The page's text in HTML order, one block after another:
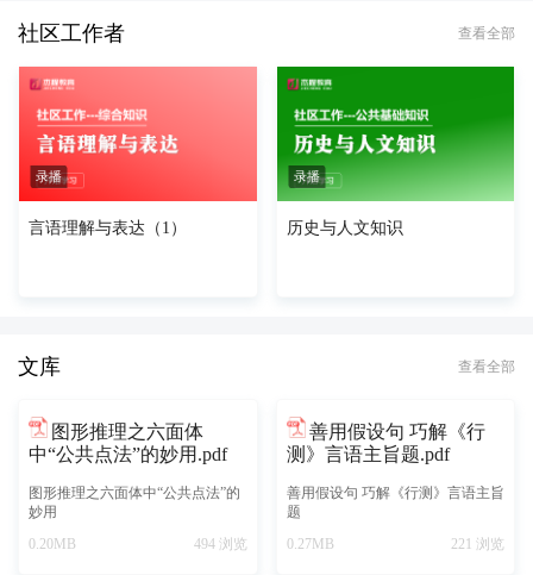
社区工作者 查看全部
录播
言语理解与表达（1）
录播
历史与人文知识
文库 查看全部
图形推理之六面体
中“公共点法”的妙用.pdf
图形推理之六面体中“公共点法”的
妙用
0.20MB
494 浏览
善用假设句 巧解《行
测》言语主旨题.pdf
善用假设句 巧解《行测》言语主旨
题
0.27MB
221 浏览